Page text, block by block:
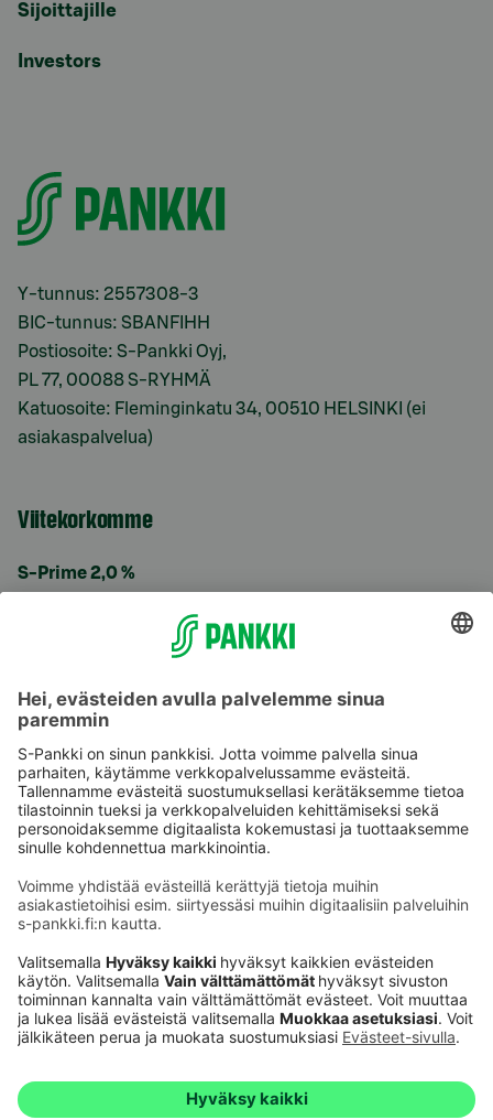
Sijoittajille
Investors
Y-tunnus: 2557308-3
BIC-tunnus: SBANFIHH
Postiosoite: S-Pankki Oyj,
PL 77, 00088 S-RYHMÄ
Katuosoite: Fleminginkatu 34, 00510 HELSINKI (ei
asiakaspalvelua)
Viitekorkomme
S-Prime 2,0 %
Käyttöehdot
Saavutettavuusseloste
Evästeet
Verkkopalvelujen käytön edellytykset